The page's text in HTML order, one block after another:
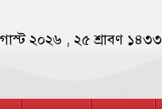
২০২৬ , ২৫ শ্রাবণ ১৪৩৩